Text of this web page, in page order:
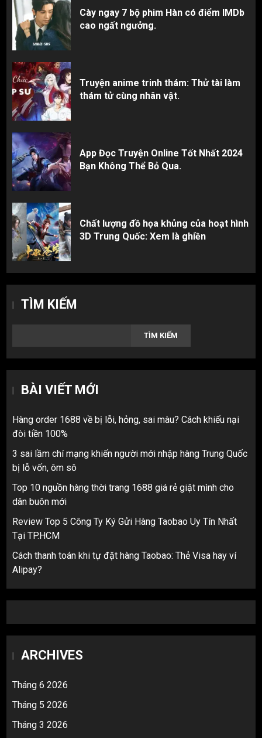
Cày ngay 7 bộ phim Hàn có điểm IMDb
cao ngất ngưởng.
Truyện anime trinh thám: Thử tài làm
thám tử cùng nhân vật.
App Đọc Truyện Online Tốt Nhất 2024
Bạn Không Thể Bỏ Qua.
Chất lượng đồ họa khủng của hoạt hình
3D Trung Quốc: Xem là ghiền
TÌM KIẾM
TÌM KIẾM
BÀI VIẾT MỚI
Hàng order 1688 về bị lỗi, hỏng, sai màu? Cách khiếu nại
đòi tiền 100%
3 sai lầm chí mạng khiến người mới nhập hàng Trung Quốc
bị lỗ vốn, ôm sô
Top 10 nguồn hàng thời trang 1688 giá rẻ giật mình cho
dân buôn mới
Review Top 5 Công Ty Ký Gửi Hàng Taobao Uy Tín Nhất
Tại TP.HCM
Cách thanh toán khi tự đặt hàng Taobao: Thẻ Visa hay ví
Alipay?
ARCHIVES
Tháng 6 2026
Tháng 5 2026
Tháng 3 2026